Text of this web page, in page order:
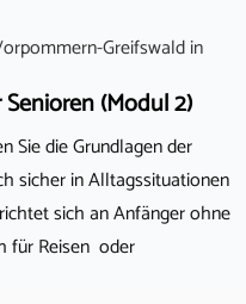
Greifswaldin
(Modul 2)
Sie die Grundlagen der
sicher in Alltagssituationen
sich an Anfänger ohne
für Reisen oder